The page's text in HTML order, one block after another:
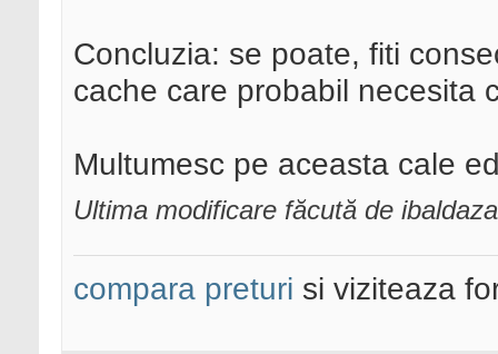
Concluzia: se poate, fiti
cache care probabil necesita
Multumesc pe aceasta cale
Ultima modificare făcută de
compara preturi si viziteaza